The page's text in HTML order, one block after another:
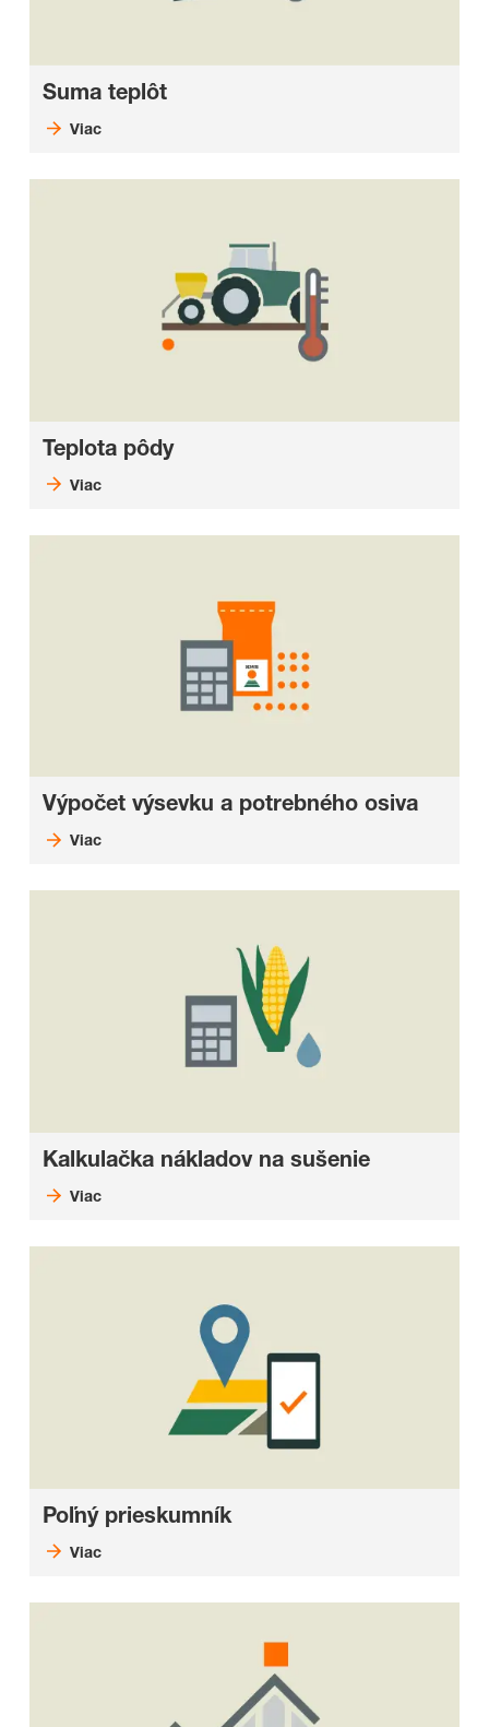
Suma teplôt
Viac
Teplota pôdy
Viac
Výpočet výsevku a potrebného osiva
Viac
Kalkulačka nákladov na sušenie
Viac
Poľný prieskumník
Viac